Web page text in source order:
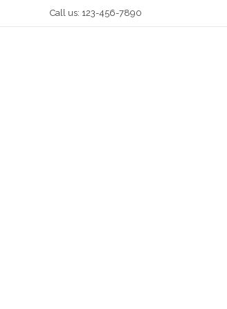
Call us: 123-456-7890